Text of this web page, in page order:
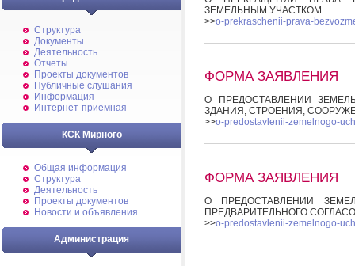
Структура
Документы
Деятельность
Отчеты
Проекты документов
Публичные слушания
Информация
Интернет-приемная
КСК Мирного
Общая информация
Структура
Деятельность
Проекты документов
Новости и объявления
Администрация
ЗЕМЕЛЬНЫМ УЧАСТКОМ
>>o-prekraschenii-prava-
ФОРМА ЗАЯВЛЕНИЯ
О ПРЕДОСТАВЛЕНИИ
ЗДАНИЯ, СТРОЕНИЯ,
>>o-predostavlenii-zemelnogo-
ФОРМА ЗАЯВЛЕНИЯ
О ПРЕДОСТАВЛЕНИИ
ПРЕДВАРИТЕЛЬНОГО
>>o-predostavlenii-zemelnogo-